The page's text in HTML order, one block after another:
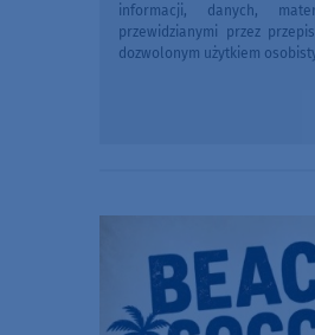
informacji, danych,
przewidzianymi przez
dozwolonym użytkiem